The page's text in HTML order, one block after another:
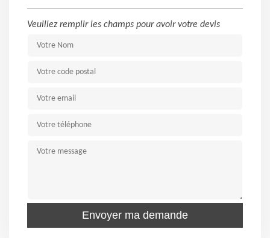
Veuillez remplir les champs pour avoir votre devis